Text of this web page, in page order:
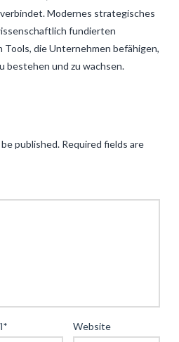
Modernes strategisches
fundierten
die Unternehmen befähigen,
bestehen und zu wachsen.
published. Required fields are
* Website